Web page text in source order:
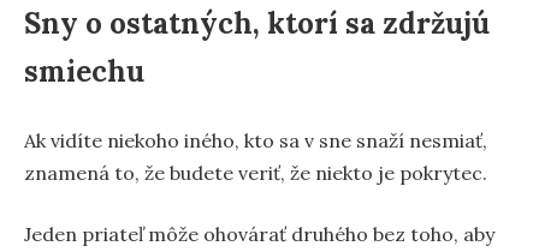
Sny o ostatných, ktorí sa zdržujú
smiechu
Ak vidíte niekoho iného, kto sa v sne snaží nesmiať,
znamená to, že budete veriť, že niekto je pokrytec.
Jeden priateľ môže ohovárať druhého bez toho, aby